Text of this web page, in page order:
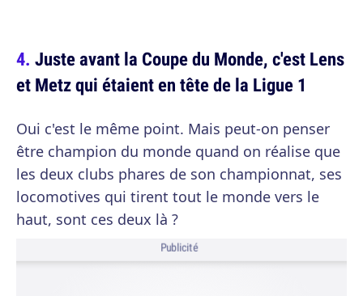
Juste avant la Coupe du Monde, c'est Lens
et Metz qui étaient en tête de la Ligue 1
Oui c'est le même point. Mais peut-on penser
être champion du monde quand on réalise que
les deux clubs phares de son championnat, ses
locomotives qui tirent tout le monde vers le
haut, sont ces deux là ?
Publicité